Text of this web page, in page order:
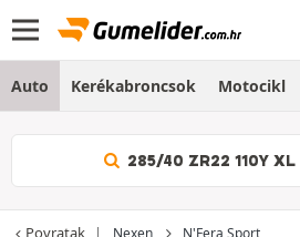
Auto Kerékabroncsok Motocikl
285/40 ZR22 110Y
Povratak Nexen N'Fera Sport